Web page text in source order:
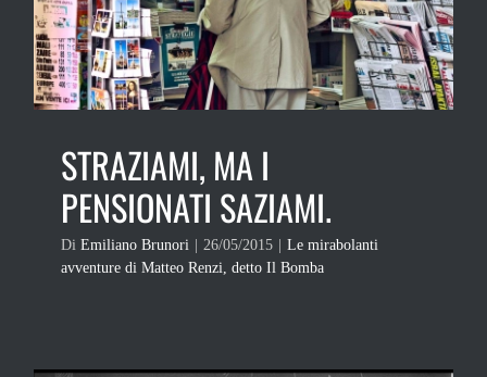
STRAZIAMI, MA I
PENSIONATI SAZIAMI.
Di Emiliano Brunori | 26/05/2015 | Le mirabolanti
avventure di Matteo Renzi, detto Il Bomba